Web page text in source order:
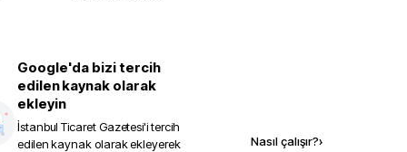
Google'da bizi tercih
edilen kaynak olarak
ekleyin
İstanbul Ticaret Gazetesi'i tercih
edilen kaynak olarak ekleyerek
Nasıl çalışır?›